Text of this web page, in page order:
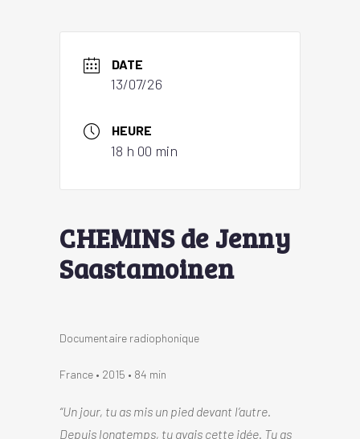
DATE
13/07/26
HEURE
18 h 00 min
CHEMINS de Jenny
Saastamoinen
Documentaire radiophonique
France • 2015 • 84 min
“Un jour, tu as mis un pied devant l’autre.
Depuis longtemps, tu avais cette idée. Tu as